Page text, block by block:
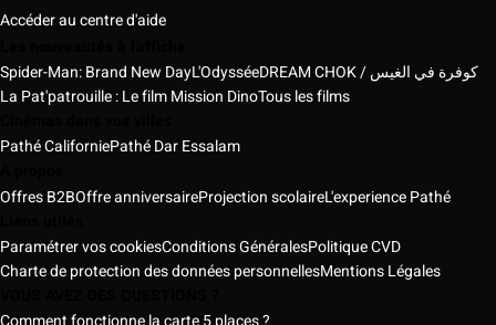
Accéder au centre d'aide
Spider-Man: Brand New DayL'Odyssée
DREAM CHOK / كوفرة في الغيس
La Pat'patrouille : Le film Mission DinoTous les films
Pathé CaliforniePathé Dar Essalam
Offres B2BOffre anniversaireProjection scolaireL'experience Pathé
Paramétrer vos cookiesConditions GénéralesPolitique CVD
Charte de protection des données personnellesMentions Légales